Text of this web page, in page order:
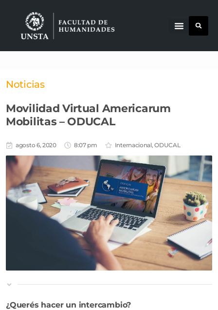
Noticias
Movilidad Virtual Americarum
Mobilitas – ODUCAL
agosto 6, 2020 8:07 pm Internacional,ODUCAL
¿Querés hacer un intercambio?